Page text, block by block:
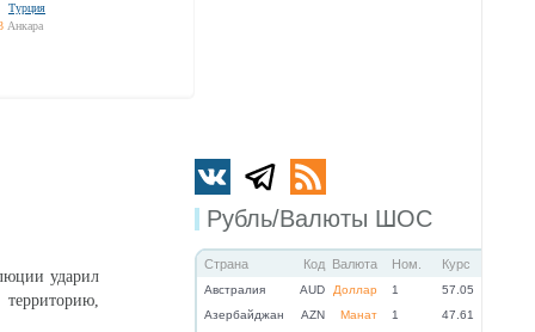
Турция
Анкара
Рубль/Валюты ШОС
Страна Код Валюта Ном. Курс
Австралия AUD Доллар 1
57.05
Азербайджан
AZN Манат 1
47.61
ударил